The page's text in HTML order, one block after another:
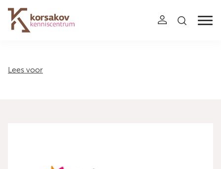
Navigation
Lees voor